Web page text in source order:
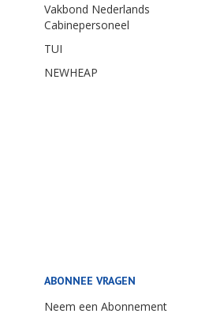
Vakbond Nederlands
Cabinepersoneel
TUI
NEWHEAP
ABONNEE VRAGEN
Neem een Abonnement